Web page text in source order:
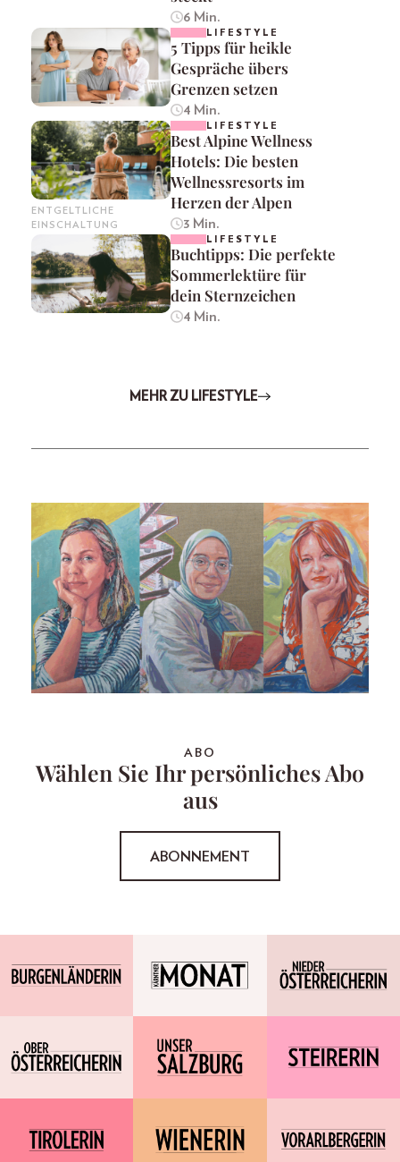
6 Min.
LIFESTYLE
5 Tipps für heikle
Gespräche übers
Grenzen setzen
4 Min.
ENTGELTLICHE
EINSCHALTUNG
LIFESTYLE
Best Alpine Wellness
Hotels: Die besten
Wellnessresorts im
Herzen der Alpen
3 Min.
LIFESTYLE
Buchtipps: Die perfekte
Sommerlektüre für
dein Sternzeichen
4 Min.
MEHR ZU LIFESTYLE
ABO
Wählen Sie Ihr persönliches Abo
aus
ABONNEMENT